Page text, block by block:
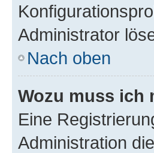
Administrator
Nach oben
Wozu muss ich
Eine
Administration